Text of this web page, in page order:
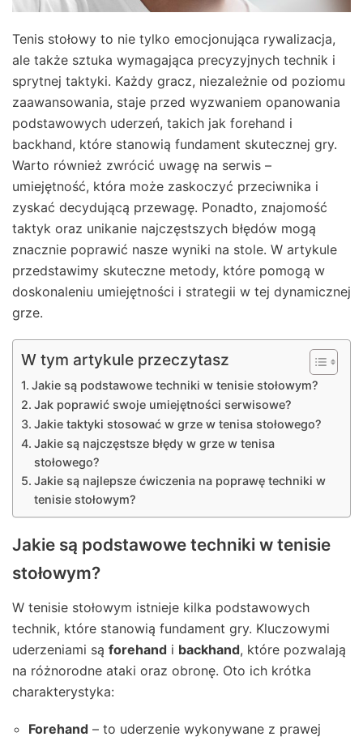
Tenis stołowy to nie tylko emocjonująca rywalizacja,
ale także sztuka wymagająca precyzyjnych technik i
sprytnej taktyki. Każdy gracz, niezależnie od poziomu
zaawansowania, staje przed wyzwaniem opanowania
podstawowych uderzeń, takich jak forehand i
backhand, które stanowią fundament skutecznej gry.
Warto również zwrócić uwagę na serwis –
umiejętność, która może zaskoczyć przeciwnika i
zyskać decydującą przewagę. Ponadto, znajomość
taktyk oraz unikanie najczęstszych błędów mogą
znacznie poprawić nasze wyniki na stole. W artykule
przedstawimy skuteczne metody, które pomogą w
doskonaleniu umiejętności i strategii w tej dynamicznej
grze.
W tym artykule przeczytasz
Jakie są podstawowe techniki w tenisie stołowym?
Jak poprawić swoje umiejętności serwisowe?
Jakie taktyki stosować w grze w tenisa stołowego?
Jakie są najczęstsze błędy w grze w tenisa
stołowego?
Jakie są najlepsze ćwiczenia na poprawę techniki w
tenisie stołowym?
Jakie są podstawowe techniki w tenisie
stołowym?
W tenisie stołowym istnieje kilka podstawowych
technik, które stanowią fundament gry. Kluczowymi
uderzeniami są forehand i backhand, które pozwalają
na różnorodne ataki oraz obronę. Oto ich krótka
charakterystyka:
Forehand – to uderzenie wykonywane z prawej